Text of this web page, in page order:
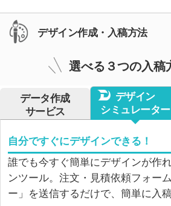
デザイン作成・入稿方法
選べる３つの入稿
データ作成
サービス
デザイン
シミュレーター
自分ですぐにデザインできる！
誰でも今すぐ簡単にデザインが作
ンツール。注文・見積依頼フォー
ー」を送信するだけで、簡単に入